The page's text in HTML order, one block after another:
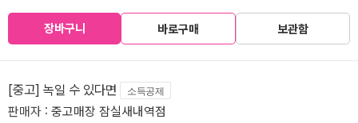
장바구니 바로구매 보관함
[중고] 녹일 수 있다면 소득공제
판매자 : 중고매장 잠실새내역점